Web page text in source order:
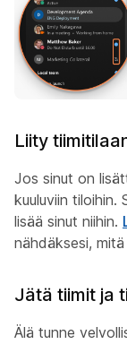
Liity
Jos sinut on
kuuluviin tiloihin.
lisää sinut niihin.
nähdäksesi, mitä
Jätä tiimit ja
Älä tunne